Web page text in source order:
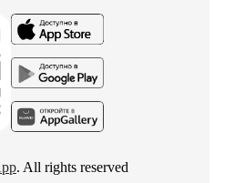
. All rights reserved